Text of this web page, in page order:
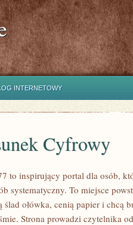
INTERNETOWY
Cyfrowy
to inspirujący portal dla osób,
systematyczny. To miejsce
ślad ołówka, cenią papier i chcą
Strona prowadzi czytelnika